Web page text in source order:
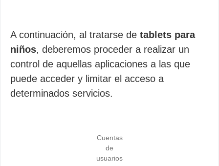
A continuación, al tratarse de tablets para
niños, deberemos proceder a realizar un
control de aquellas aplicaciones a las que
puede acceder y limitar el acceso a
determinados servicios.
Cuentas
de
usuarios